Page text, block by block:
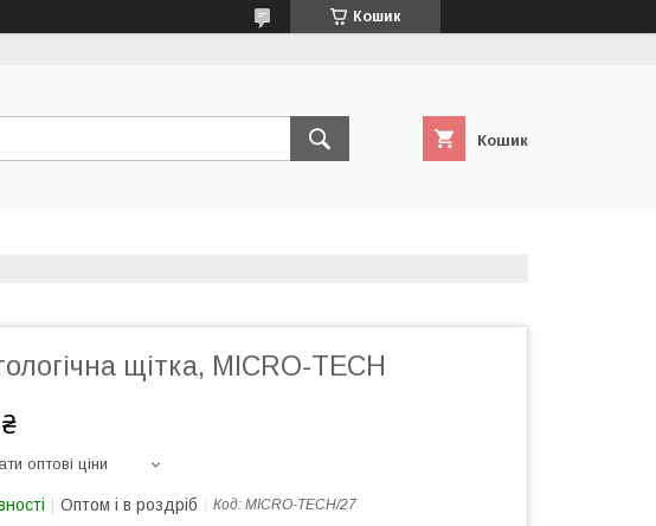
Кошик
Кошик
щітка, MICRO-TECH
оптові ціни
Оптом і в роздріб Код: MICRO-TECH/27